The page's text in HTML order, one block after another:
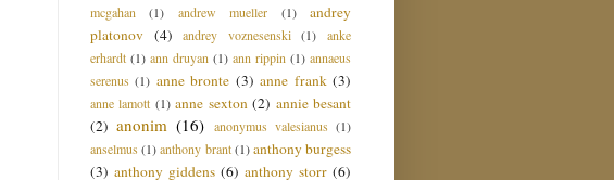
mcgahan
(1) andrew mueller (1)
andrey
platonov (4) andrey voznesenski (1)
anke
erhardt (1) ann druyan (1) ann rippin (1) annaeus
serenus (1) anne bronte (3) anne frank (3)
anne lamott (1) anne sexton (2) annie besant
(2) anonim (16) anonymus valesianus (1)
anselmus (1) anthony brant (1) anthony burgess
(3) anthony giddens (6) anthony storr (6)